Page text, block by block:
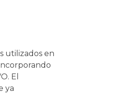
utilizados en
El
ya